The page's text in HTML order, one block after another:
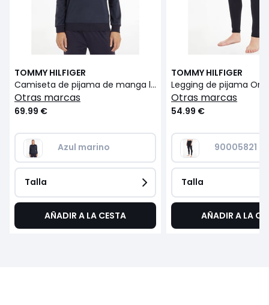
TOMMY HILFIGER
Camiseta de pijama de manga larga Original
otras marcas
69.99 €
Azul marino
Talla
AÑADIR A LA CESTA
TOMMY HILFIGER
otras marcas
54.99 €
90005821
Talla
AÑADIR A LA